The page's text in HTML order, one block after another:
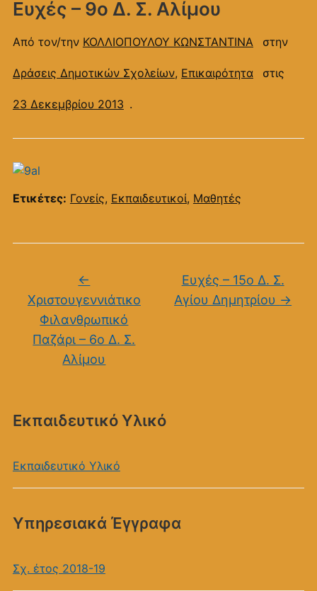
Εκπαιδευτικό Υλικό
Εκπαιδευτικό Υλικό
Υπηρεσιακά Έγγραφα
Σχ. έτος 2018-19
Ευχές – 9ο Δ. Σ. Αλίμου
Από τον/την ΚΟΛΛΙΟΠΟΥΛΟΥ ΚΩΝΣΤΑΝΤΙΝΑ στην
Δράσεις Δημοτικών Σχολείων, Επικαιρότητα στις
23 Δεκεμβρίου 2013 .
Ετικέτες: Γονείς, Εκπαιδευτικοί, Μαθητές
←
Χριστουγεννιάτικο
Φιλανθρωπικό
Παζάρι – 6ο Δ. Σ.
Αλίμου
Ευχές – 15ο Δ. Σ.
Αγίου Δημητρίου →